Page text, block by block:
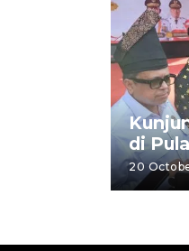
di
20